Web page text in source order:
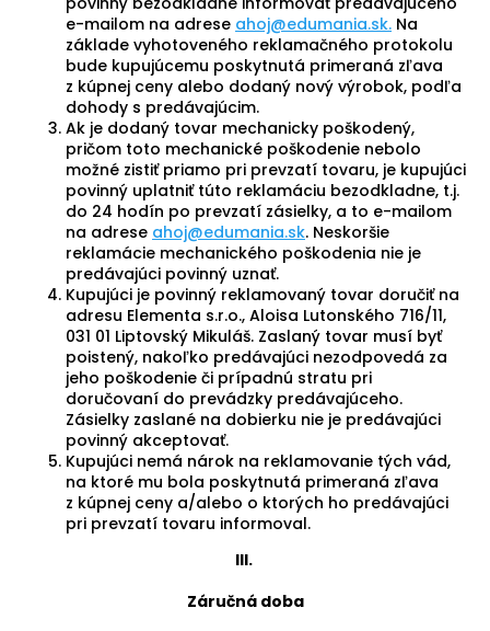
e-mailom na adrese ahoj@edumania.sk. Na
základe vyhotoveného reklamačného protokolu
bude kupujúcemu poskytnutá primeraná zľava
z kúpnej ceny alebo dodaný nový výrobok, podľa
dohody s predávajúcim.
Ak je dodaný tovar mechanicky poškodený,
pričom toto mechanické poškodenie nebolo
možné zistiť priamo pri prevzatí tovaru, je kupujúci
povinný uplatniť túto reklamáciu bezodkladne, t.j.
do 24 hodín po prevzatí zásielky, a to e-mailom
na adrese ahoj@edumania.sk. Neskoršie
reklamácie mechanického poškodenia nie je
predávajúci povinný uznať.
Kupujúci je povinný reklamovaný tovar doručiť na
adresu Elementa s.r.o., Aloisa Lutonského 716/11,
031 01 Liptovský Mikuláš. Zaslaný tovar musí byť
poistený, nakoľko predávajúci nezodpovedá za
jeho poškodenie či prípadnú stratu pri
doručovaní do prevádzky predávajúceho.
Zásielky zaslané na dobierku nie je predávajúci
povinný akceptovať.
Kupujúci nemá nárok na reklamovanie tých vád,
na ktoré mu bola poskytnutá primeraná zľava
z kúpnej ceny a/alebo o ktorých ho predávajúci
pri prevzatí tovaru informoval.
III.
Záručná doba